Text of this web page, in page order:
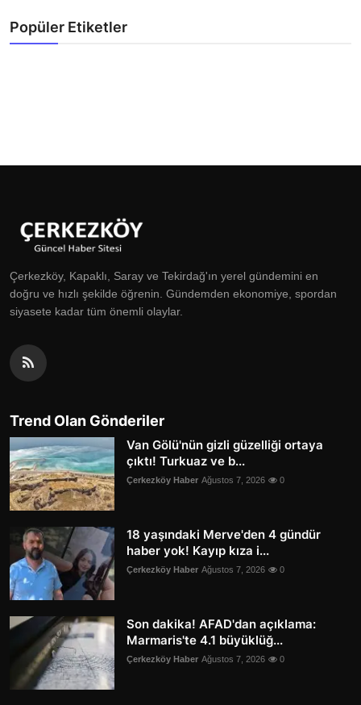
Popüler Etiketler
Çerkezköy, Kapaklı, Saray ve Tekirdağ'ın yerel gündemini en
doğru ve hızlı şekilde öğrenin. Gündemden ekonomiye, spordan
siyasete kadar tüm önemli olaylar.
Trend Olan Gönderiler
Van Gölü'nün gizli güzelliği ortaya
çıktı! Turkuaz ve b...
Çerkezköy Haber Ağustos 7, 2026 0
18 yaşındaki Merve'den 4 gündür
haber yok! Kayıp kıza i...
Çerkezköy Haber Ağustos 7, 2026 0
Son dakika! AFAD'dan açıklama:
Marmaris'te 4.1 büyüklüğ...
Çerkezköy Haber Ağustos 7, 2026 0